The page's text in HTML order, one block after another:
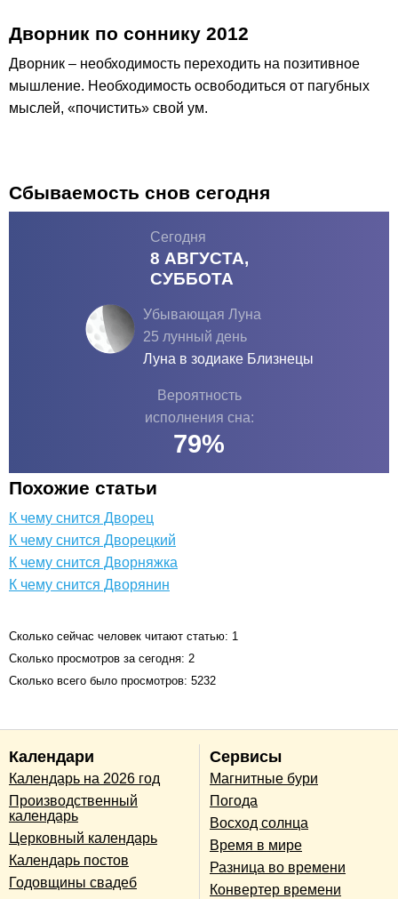
Дворник по соннику 2012
Дворник – необходимость переходить на позитивное
мышление. Необходимость освободиться от пагубных
мыслей, «почистить» свой ум.
Сбываемость снов сегодня
Сегодня
8 АВГУСТА,
СУББОТА
Убывающая Луна
25 лунный день
Луна в зодиаке Близнецы
Вероятность
исполнения сна:
79%
Похожие статьи
К чему снится Дворец
К чему снится Дворецкий
К чему снится Дворняжка
К чему снится Дворянин
Сколько сейчас человек читают статью: 1
Сколько просмотров за сегодня: 2
Сколько всего было просмотров: 5232
Календари
Календарь на 2026 год
Производственный
календарь
Церковный календарь
Календарь постов
Годовщины свадеб
Сервисы
Магнитные бури
Погода
Восход солнца
Время в мире
Разница во времени
Конвертер времени